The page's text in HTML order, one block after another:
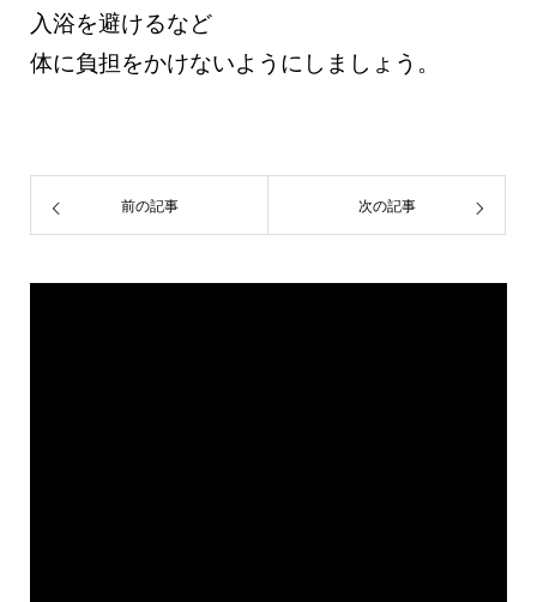
入浴を避けるなど
体に負担をかけないようにしましょう。
前の記事 次の記事